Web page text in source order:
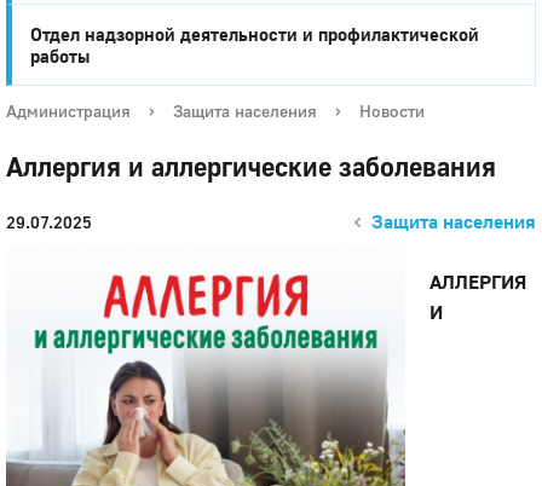
Отдел надзорной деятельности и профилактической
работы
Администрация › Защита населения › Новости
Аллергия и аллергические заболевания
29.07.2025 Защита населения
АЛЛЕРГИЯ
И